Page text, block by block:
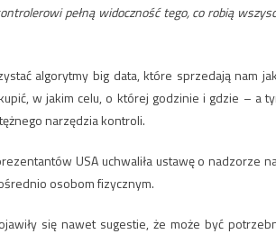
pełną widoczność tego, co robią
algorytmy big data, które sprzedają nam
w jakim celu, o której godzinie i gdzie – a
narzędzia kontroli.
USA uchwaliła ustawę o nadzorze
osobom fizycznym.
się nawet sugestie, że może być